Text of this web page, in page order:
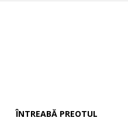
ÎNTREABĂ PREOTUL